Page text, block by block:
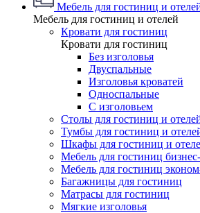
Мебель для гостиниц и
Мебель для гостиниц и отелей
Кровати для гостиниц
Кровати для гостиниц
Без изголовья
Двуспальные
Изголовья кроватей
Односпальные
С изголовьем
Столы для гостиниц и
Тумбы для гостиниц и
Шкафы для гостиниц и
Мебель для гостиниц
Мебель для гостиниц
Багажницы для гостиниц
Матрасы для гостиниц
Мягкие изголовья